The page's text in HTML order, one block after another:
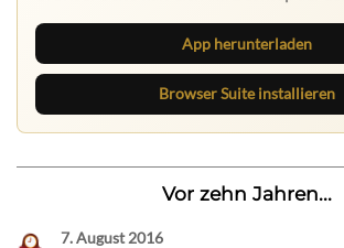
App herunterladen
Browser Suite installieren
Vor zehn Jahren...
7. August 2016